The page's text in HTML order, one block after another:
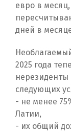
евро в
дней в
2025 года
нерезиденты
следующих
- не менее
Латии,
- их общий